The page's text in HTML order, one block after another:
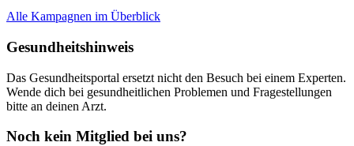
Alle Kampagnen im Überblick
Gesundheitshinweis
Das Gesundheitsportal ersetzt nicht den Besuch bei einem Experten.
Wende dich bei gesundheitlichen Problemen und Fragestellungen
bitte an deinen Arzt.
Noch kein Mitglied bei uns?